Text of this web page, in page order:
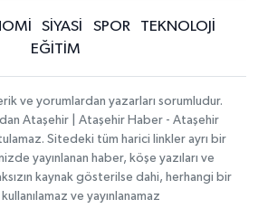
SİYASİ SPOR
TEKNOLOJİ
EĞİTİM
ve yorumlardan yazarları sorumludur.
Ataşehir | Ataşehir Haber - Ataşehir
Sitedeki tüm harici linkler ayrı bir
yayınlanan haber, köşe yazıları ve
kaynak gösterilse dahi, herhangi bir
ve yayınlanamaz